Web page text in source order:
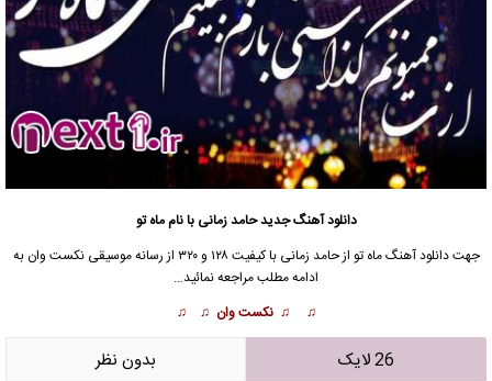
دانلود آهنگ جدیدحامد زمانی با نام ماه تو
جهت دانلود آهنگ ماه تو ازحامد زمانی
با کیفیت ۱۲۸ و ۳۲۰ از رسانه موسیقی نکست وان به
ادامه مطلب مراجعه نمائید…
♫ ♫ نکست وان ♫ ♫
26 لایک بدون نظر